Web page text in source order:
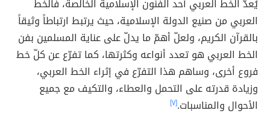
يُعدّ الخط العربي أحد الفنون الإسلامية الخالصة، فالخط
العربي من صنيع الدولة الإسلامية، حيث يرتبط ارتباطاً وثيقاً
بالقرآن الكريم، ولعلّ أهمّ ما يدلّ على عناية المسلمين بفن
الخط العربي هو تعدد أنواعه وكثرتها، كما تفرّع عن كلّ خط
فروع أخرى، وساهم هذا التفرّع في إثراء الخط العربي،
وزيادة قدرته على التحمل والعطاء، والتكيف مع جميع
الأحوال والمناسبات.[٧]